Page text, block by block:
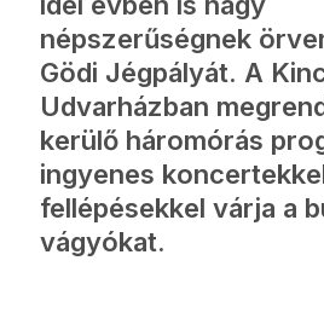
népszerűségnek
Gödi Jégpályát. A
Udvarházban
kerülő háromórás
ingyenes
fellépésekkel várja a
vágyókat.